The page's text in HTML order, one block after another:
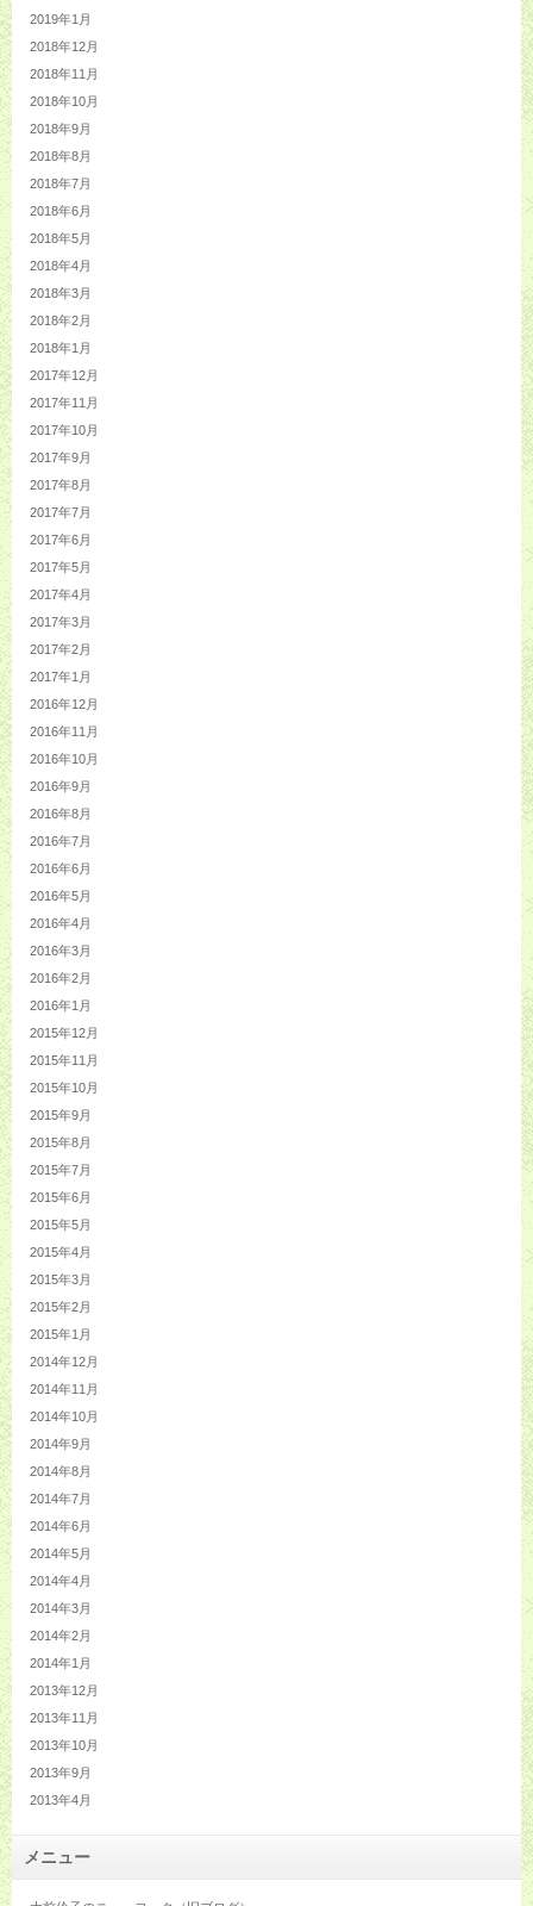
2019年1月
2018年12月
2018年11月
2018年10月
2018年9月
2018年8月
2018年7月
2018年6月
2018年5月
2018年4月
2018年3月
2018年2月
2018年1月
2017年12月
2017年11月
2017年10月
2017年9月
2017年8月
2017年7月
2017年6月
2017年5月
2017年4月
2017年3月
2017年2月
2017年1月
2016年12月
2016年11月
2016年10月
2016年9月
2016年8月
2016年7月
2016年6月
2016年5月
2016年4月
2016年3月
2016年2月
2016年1月
2015年12月
2015年11月
2015年10月
2015年9月
2015年8月
2015年7月
2015年6月
2015年5月
2015年4月
2015年3月
2015年2月
2015年1月
2014年12月
2014年11月
2014年10月
2014年9月
2014年8月
2014年7月
2014年6月
2014年5月
2014年4月
2014年3月
2014年2月
2014年1月
2013年12月
2013年11月
2013年10月
2013年9月
2013年4月
メニュー